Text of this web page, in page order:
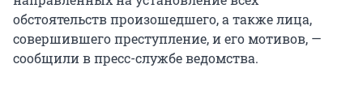
обстоятельств произошедшего, а также лица,
совершившего преступление, и его мотивов, —
сообщили в пресс-службе ведомства.